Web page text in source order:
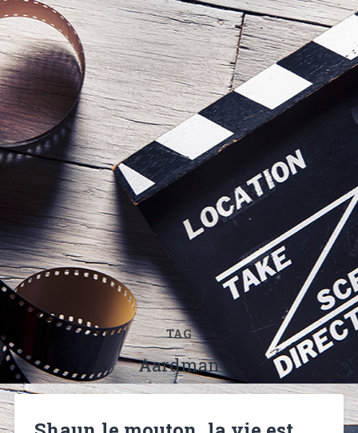
TAG
Aardman